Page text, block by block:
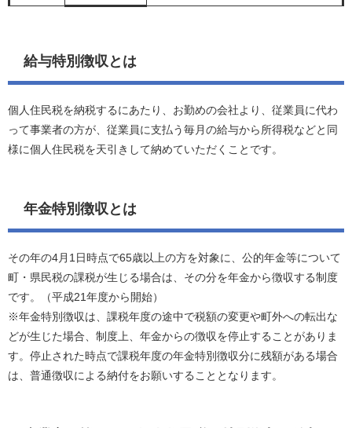
給与特別徴収とは
個人住民税を納税するにあたり、お勤めの会社より、従業員に代わ
って事業者の方が、従業員に支払う毎月の給与から所得税などと同
様に個人住民税を天引きして納めていただくことです。
年金特別徴収とは
その年の4月1日時点で65歳以上の方を対象に、公的年金等について
町・県民税の課税が生じる場合は、その分を年金から徴収する制度
です。（平成21年度から開始）
※年金特別徴収は、課税年度の途中で税額の変更や町外への転出な
どが生じた場合、制度上、年金からの徴収を停止することがありま
す。停止された時点で課税年度の年金特別徴収分に残額がある場合
は、普通徴収による納付をお願いすることとなります。